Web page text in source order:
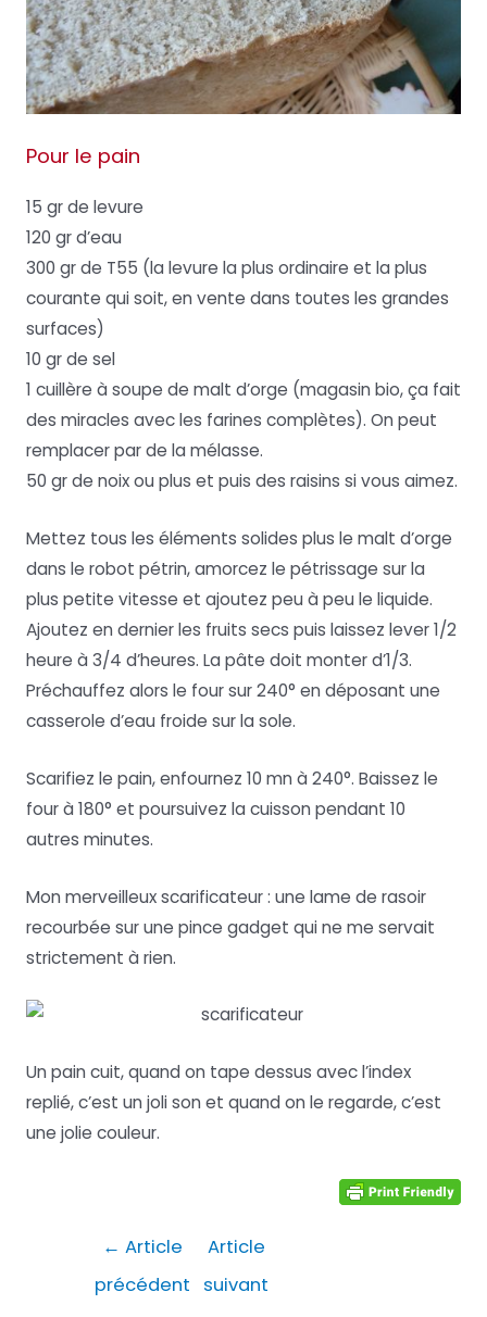
Pour le pain
15 gr de levure
120 gr d’eau
300 gr de T55 (la levure la plus ordinaire et la plus
courante qui soit, en vente dans toutes les grandes
surfaces)
10 gr de sel
1 cuillère à soupe de malt d’orge (magasin bio, ça fait
des miracles avec les farines complètes). On peut
remplacer par de la mélasse.
50 gr de noix ou plus et puis des raisins si vous aimez.
Mettez tous les éléments solides plus le malt d’orge
dans le robot pétrin, amorcez le pétrissage sur la
plus petite vitesse et ajoutez peu à peu le liquide.
Ajoutez en dernier les fruits secs puis laissez lever 1/2
heure à 3/4 d’heures. La pâte doit monter d’1/3.
Préchauffez alors le four sur 240° en déposant une
casserole d’eau froide sur la sole.
Scarifiez le pain, enfournez 10 mn à 240°. Baissez le
four à 180° et poursuivez la cuisson pendant 10
autres minutes.
Mon merveilleux scarificateur : une lame de rasoir
recourbée sur une pince gadget qui ne me servait
strictement à rien.
Un pain cuit, quand on tape dessus avec l’index
replié, c’est un joli son et quand on le regarde, c’est
une jolie couleur.
Navigation
l’article
← Article
précédent
Article
suivant